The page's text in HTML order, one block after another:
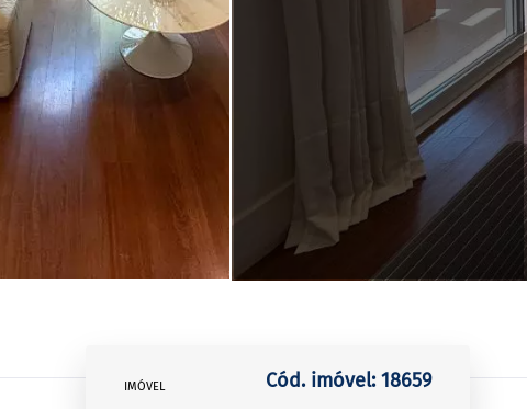
IMÓVEL Cód. imóvel: 18659